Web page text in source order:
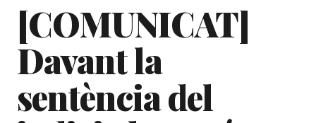
[COMUNICAT]
Davant la
sentència del